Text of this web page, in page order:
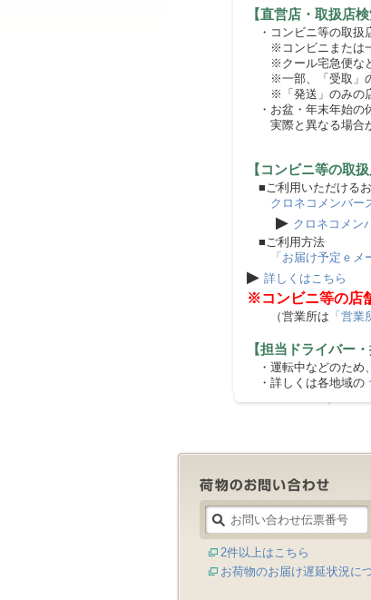
【直営店・取扱店
・コンビニ等の取扱
※コンビニまたは一
※クール宅急便など
※一部、「受取」の
※「発送」のみの店
・お盆・年末年始の
実際と異なる場合が
【コンビニ等の取
■ご利用いただける
クロネコメンバー
▶ クロネコメン
■ご利用方法
「お届け予定ｅメ
▶ 詳しくはこちら
※コンビニ等の店
（営業所は 「営業
【担当ドライバー
・運転中などのため
・詳しくは各地域の
2件以上はこちら
お荷物のお届け遅延状況に